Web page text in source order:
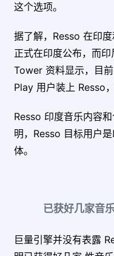
这个选项。
据了解，Resso 在印
正式在印度公布，而
Tower 资料显示，目
Play 用户装上 Resso
Resso 印度音乐内容
明，Resso 目标用户
体。
已获好几家音
巨量引擎并没有表露